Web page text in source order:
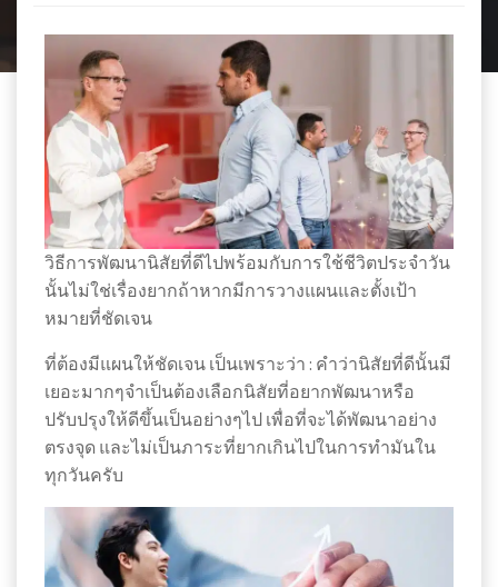
วิธีการพัฒนานิสัยที่ดีไปพร้อมกับการใช้ชีวิตประจำวัน
นั้นไม่ใช่เรื่องยากถ้าหากมีการวางแผนและตั้งเป้า
หมายที่ชัดเจน
ที่ต้องมีแผนให้ชัดเจน เป็นเพราะว่า : คำว่านิสัยที่ดีนั้นมี
เยอะมากๆจำเป็นต้องเลือกนิสัยที่อยากพัฒนาหรือ
ปรับปรุงให้ดีขึ้นเป็นอย่างๆไป เพื่อที่จะได้พัฒนาอย่าง
ตรงจุด และไม่เป็นภาระที่ยากเกินไปในการทำมันใน
ทุกวันครับ